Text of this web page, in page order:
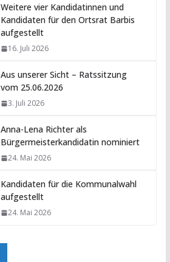
Weitere vier Kandidatinnen und
Kandidaten für den Ortsrat Barbis
aufgestellt
16. Juli 2026
Aus unserer Sicht – Ratssitzung
vom 25.06.2026
3. Juli 2026
Anna-Lena Richter als
Bürgermeisterkandidatin nominiert
24. Mai 2026
Kandidaten für die Kommunalwahl
aufgestellt
24. Mai 2026